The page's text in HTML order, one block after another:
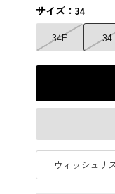
サイズ：34
34P 34
ウィッシュリ